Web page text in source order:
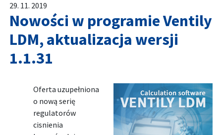
29. 11. 2019
Nowości w programie Ventily
LDM, aktualizacja wersji
1.1.31
Oferta uzupełniona
o nową serię
regulatorów
cisnienia